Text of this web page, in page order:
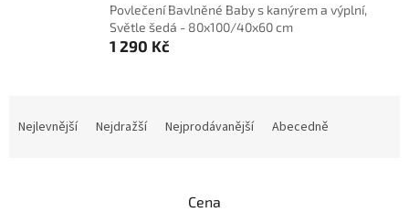
Povlečení Bavlněné Baby s kanýrem a výplní,
Světle šedá - 80x100/40x60 cm
1 290 Kč
Nejlevnější Nejdražší Nejprodávanější Abecedně
Cena